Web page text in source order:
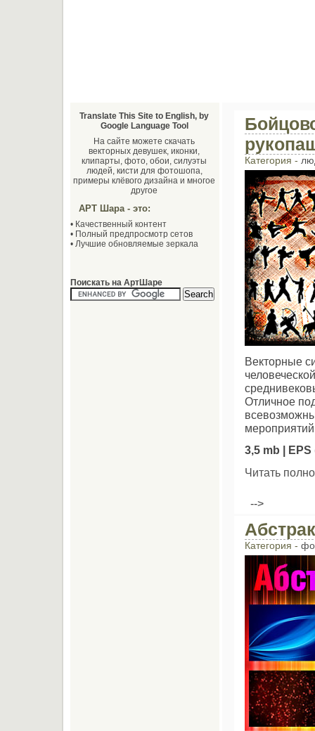
Категория -
Векторные
Отличное
3,5 mb |
Читать
-->
Категория -
Translate This Site to English, by
Google Language Tool
На сайте можете скачать
векторных девушек, иконки,
клипарты, фото, обои, силуэты
людей, кисти для фотошопа,
примеры клёвого дизайна и многое
другое
АРТ Шара - это:
• Качественный контент
• Полный предпросмотр сетов
• Лучшие обновляемые зеркала
Поискать на АртШаре